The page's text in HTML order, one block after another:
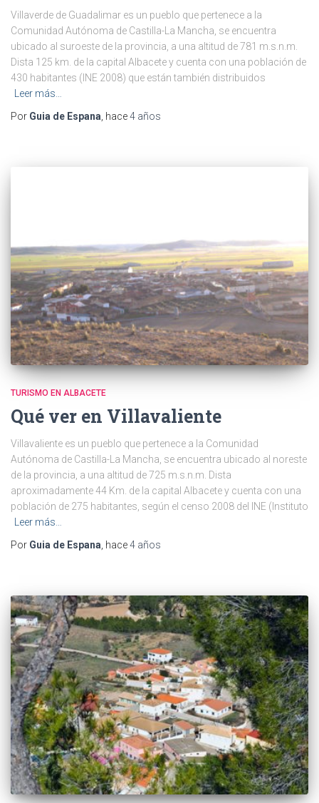
Villaverde de Guadalimar es un pueblo que pertenece a la
Comunidad Autónoma de Castilla-La Mancha, se encuentra
ubicado al suroeste de la provincia, a una altitud de 781 m.s.n.m.
Dista 125 km. de la capital Albacete y cuenta con una población de
430 habitantes (INE 2008) que están también distribuidos
Leer más…
Por Guia de Espana , hace4 años
TURISMO EN ALBACETE
Qué ver en Villavaliente
Villavaliente es un pueblo que pertenece a la Comunidad
Autónoma de Castilla-La Mancha, se encuentra ubicado al noreste
de la provincia, a una altitud de 725 m.s.n.m. Dista
aproximadamente 44 Km. de la capital Albacete y cuenta con una
población de 275 habitantes, según el censo 2008 del INE (Instituto
Leer más…
Por Guia de Espana, hace4 años